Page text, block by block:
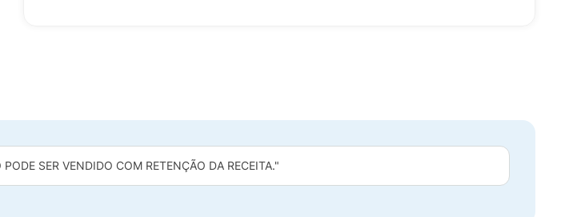
SER VENDIDO COM RETENÇÃO DA RECEITA."